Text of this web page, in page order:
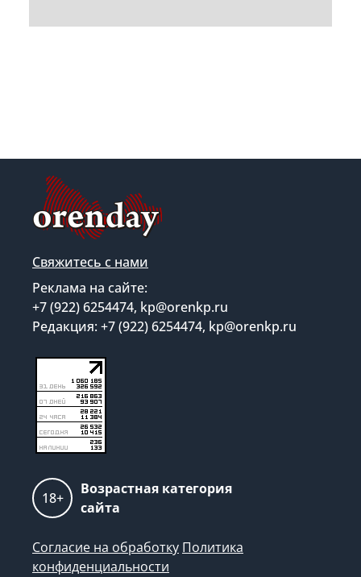
Свяжитесь с нами
Реклама на сайте:
+7 (922) 6254474, kp@orenkp.ru
Редакция: +7 (922) 6254474, kp@orenkp.ru
18+
Возрастная категория
сайта
Согласие на обработку Политика
конфиденциальности